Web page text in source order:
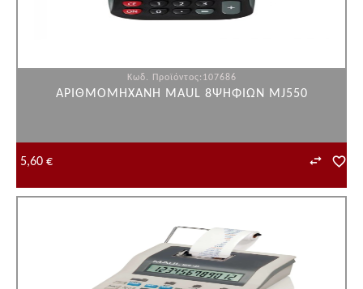
Κωδ. Προϊόντος:107686
ΑΡΙΘΜΟΜΗΧΑΝΗ MAUL 8ΨΗΦΙΩΝ MJ550
5,60 €